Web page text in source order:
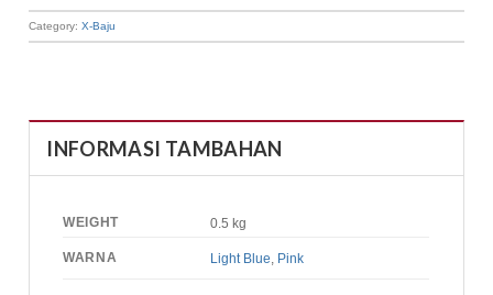
Category:X-Baju
INFORMASI TAMBAHAN
WEIGHT 0.5 kg
WARNA Light Blue Pink